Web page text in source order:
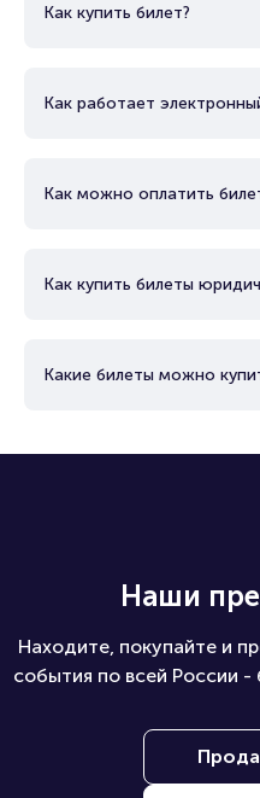
Как купить билет?
Как работает
Как можно оплатить
Как купить билеты
Какие билеты можно
Наши
Находите, покупайте и
события по всей России